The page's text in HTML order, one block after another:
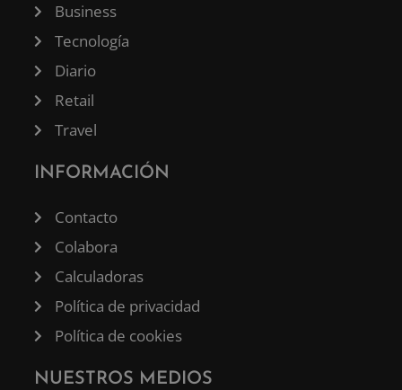
Business
Tecnología
Diario
Retail
Travel
INFORMACIÓN
Contacto
Colabora
Calculadoras
Política de privacidad
Política de cookies
NUESTROS MEDIOS